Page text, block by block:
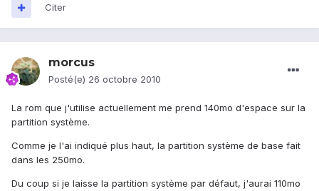
Citer
morcus
Posté(e) 26 octobre 2010
La rom que j'utilise actuellement me prend 140mo d'espace sur la
partition système.
Comme je l'ai indiqué plus haut, la partition système de base fait
dans les 250mo.
Du coup si je laisse la partition système par défaut, j'aurai 110mo